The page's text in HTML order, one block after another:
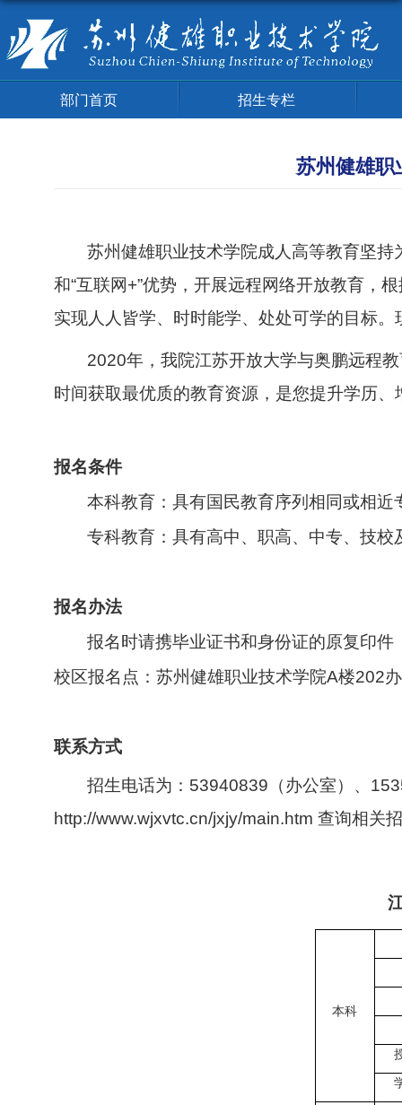
部门首页 招生专栏
苏州健雄职
苏州健雄职业技术学院成人高等教育坚
和“互联网+”优势， 开展远程网络开放教育，
实现人人皆学、时时能学、处处可学的目标。
2020年，我院江苏开放大学与奥鹏远程
时间获取最优质的教育资源，是您提升学历
报名条件
本科教育：具有国民教育序列相同或相
专科教育：具有高中、职高、中专、技校
报名办法
报名时请携毕业证书和身份证的原复印件
校区报名点：苏州健雄职业技术学院A楼202
联系方式
招生电话为： 53940839 （办公室）、
http://www.wjxvtc.cn/jxjy/main.htm 查询相关
本科